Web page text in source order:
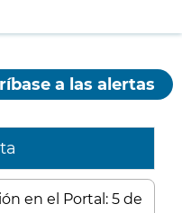
a las alertas
en el Portal: 5 de